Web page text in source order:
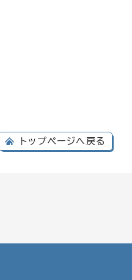
トップページへ戻る